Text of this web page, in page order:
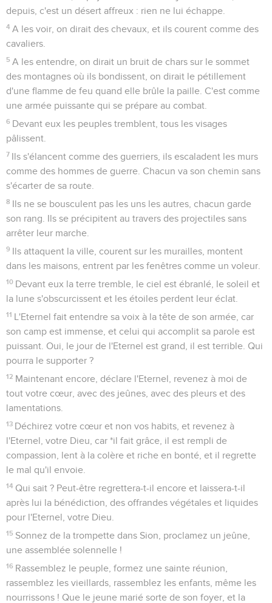
depuis, c'est un désert affreux : rien ne lui échappe.
4 A les voir, on dirait des chevaux, et ils courent comme des
cavaliers.
5 A les entendre, on dirait un bruit de chars sur le sommet
des montagnes où ils bondissent, on dirait le pétillement
d'une flamme de feu quand elle brûle la paille. C'est comme
une armée puissante qui se prépare au combat.
6 Devant eux les peuples tremblent, tous les visages
pâlissent.
7 Ils s'élancent comme des guerriers, ils escaladent les murs
comme des hommes de guerre. Chacun va son chemin sans
s'écarter de sa route.
8 Ils ne se bousculent pas les uns les autres, chacun garde
son rang. Ils se précipitent au travers des projectiles sans
arrêter leur marche.
9 Ils attaquent la ville, courent sur les murailles, montent
dans les maisons, entrent par les fenêtres comme un voleur.
10 Devant eux la terre tremble, le ciel est ébranlé, le soleil et
la lune s'obscurcissent et les étoiles perdent leur éclat.
11 L'Eternel fait entendre sa voix à la tête de son armée, car
son camp est immense, et celui qui accomplit sa parole est
puissant. Oui, le jour de l'Eternel est grand, il est terrible. Qui
pourra le supporter ?
12 Maintenant encore, déclare l'Eternel, revenez à moi de
tout votre cœur, avec des jeûnes, avec des pleurs et des
lamentations.
13 Déchirez votre cœur et non vos habits, et revenez à
l'Eternel, votre Dieu, car *il fait grâce, il est rempli de
compassion, lent à la colère et riche en bonté, et il regrette
le mal qu'il envoie.
14 Qui sait ? Peut-être regrettera-t-il encore et laissera-t-il
après lui la bénédiction, des offrandes végétales et liquides
pour l'Eternel, votre Dieu.
15 Sonnez de la trompette dans Sion, proclamez un jeûne,
une assemblée solennelle !
16 Rassemblez le peuple, formez une sainte réunion,
rassemblez les vieillards, rassemblez les enfants, même les
nourrissons ! Que le jeune marié sorte de son foyer, et la